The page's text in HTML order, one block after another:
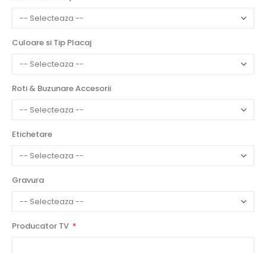
Culoare si Tip Placaj
Roti & Buzunare Accesorii
Etichetare
Gravura
Producator TV